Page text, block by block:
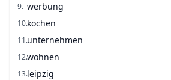
9. werbung
10.kochen
11.unternehmen
12.wohnen
13.leipzig